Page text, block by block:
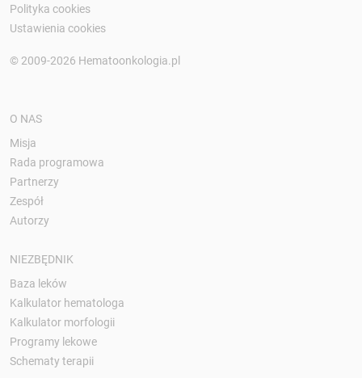
Polityka cookies
Ustawienia cookies
© 2009-2026 Hematoonkologia.pl
O NAS
Misja
Rada programowa
Partnerzy
Zespół
Autorzy
NIEZBĘDNIK
Baza leków
Kalkulator hematologa
Kalkulator morfologii
Programy lekowe
Schematy terapii